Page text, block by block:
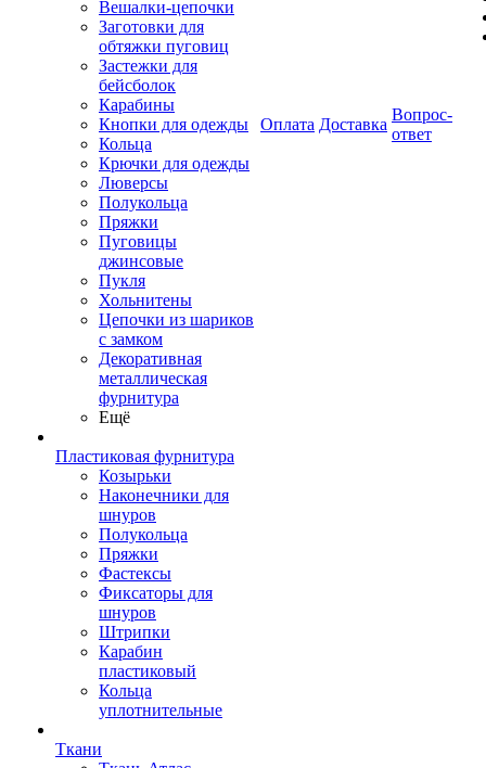
Вешалки-цепочки
Заготовки для
обтяжки пуговиц
Застежки для
бейсболок
Карабины
Кнопки для одежды
Кольца
Крючки для одежды
Люверсы
Полукольца
Пряжки
Пуговицы
джинсовые
Пукля
Хольнитены
Цепочки из шариков
с замком
Декоративная
металлическая
фурнитура
Ещё
Пластиковая фурнитура
Козырьки
Наконечники для
шнуров
Полукольца
Пряжки
Фастексы
Фиксаторы для
шнуров
Штрипки
Карабин
пластиковый
Кольца
уплотнительные
Ткани
Оплата Доставка
Вопрос-
ответ